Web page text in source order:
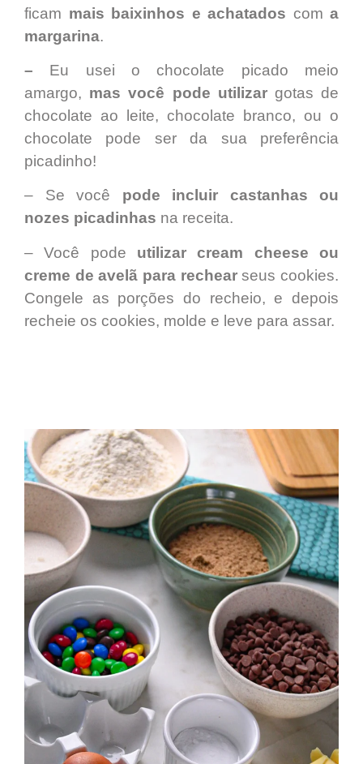
ficam mais baixinhos e achatados com a
margarina.
– Eu usei o chocolate picado meio
amargo, mas você pode utilizargotas de
chocolate ao leite, chocolate branco, ou o
chocolate pode ser da sua preferência
picadinho!
– Se você pode incluir castanhas ou
nozes picadinhas na receita.
– Você pode utilizar cream cheese ou
creme de avelã para rechearseus cookies.
Congele as porções do recheio, e depois
recheie os cookies, molde e leve para assar.